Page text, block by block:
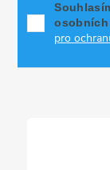
osobních
pro